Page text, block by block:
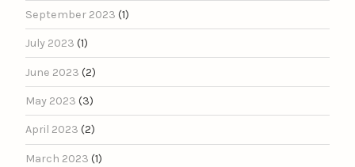
September 2023 (1)
July 2023 (1)
June 2023 (2)
May 2023 (3)
April 2023 (2)
March 2023 (1)